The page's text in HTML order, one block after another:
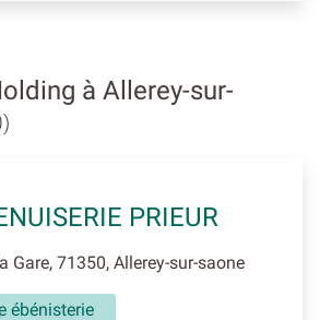
à Allerey-sur-
PRIEUR
Gare, 71350, Allerey-sur-saone
ébénisterie